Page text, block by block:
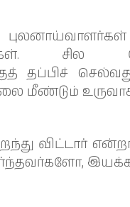
சில
தப்பிச்
மீண்டும்
விட்டார்